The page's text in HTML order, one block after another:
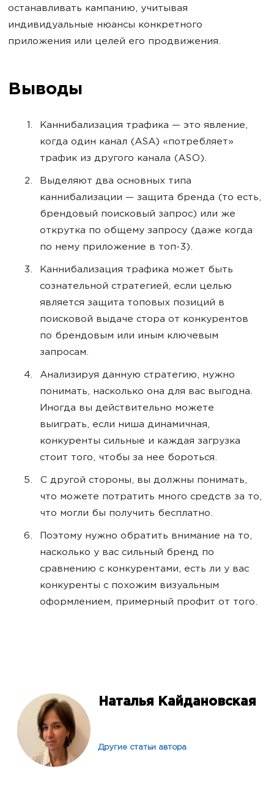
останавливать кампанию, учитывая
индивидуальные нюансы конкретного
приложения или целей его продвижения.
Выводы
Каннибализация трафика — это явление,
когда один канал (ASA) «потребляет»
трафик из другого канала (ASO).
Выделяют два основных типа
каннибализации — защита бренда (то есть,
брендовый поисковый запрос) или же
открутка по общему запросу (даже когда
по нему приложение в топ-3).
Каннибализация трафика может быть
сознательной стратегией, если целью
является защита топовых позиций в
поисковой выдаче стора от конкурентов
по брендовым или иным ключевым
запросам.
Анализируя данную стратегию, нужно
понимать, насколько она для вас выгодна.
Иногда вы действительно можете
выиграть, если ниша динамичная,
конкуренты сильные и каждая загрузка
стоит того, чтобы за нее бороться.
С другой стороны, вы должны понимать,
что можете потратить много средств за то,
что могли бы получить бесплатно.
Поэтому нужно обратить внимание на то,
насколько у вас сильный бренд по
сравнению с конкурентами, есть ли у вас
конкуренты с похожим визуальным
оформлением, примерный профит от того.
Наталья Кайдановская
Другие статьи автора